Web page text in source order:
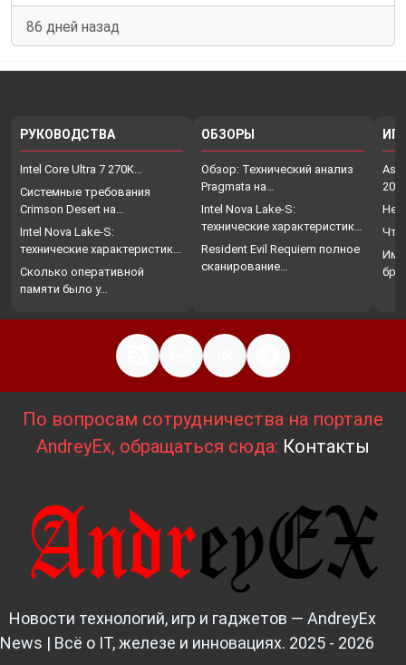
86 дней назад
РУКОВОДСТВА
Intel Core Ultra 7 270K…
Системные требования
Crimson Desert на…
Intel Nova Lake-S:
технические характеристики,
…
Сколько оперативной
памяти было у…
ОБЗОРЫ
Обзор: Технический анализ
Pragmata на…
Intel Nova Lake-S:
технические характеристики,
…
Resident Evil Requiem полное
сканирование…
Что
По вопросам сотрудничества на портале
AndreyEx, обращаться сюда: Контакты
Новости технологий, игр и гаджетов — AndreyEx
News | Всё о IT, железе и инновациях. 2025 - 2026